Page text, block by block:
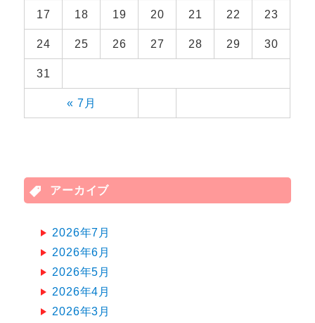
« 7月
17 18 19 20 21 22 23
24 25 26 27 28 29 30
31
アーカイブ
2026年7月
2026年6月
2026年5月
2026年4月
2026年3月